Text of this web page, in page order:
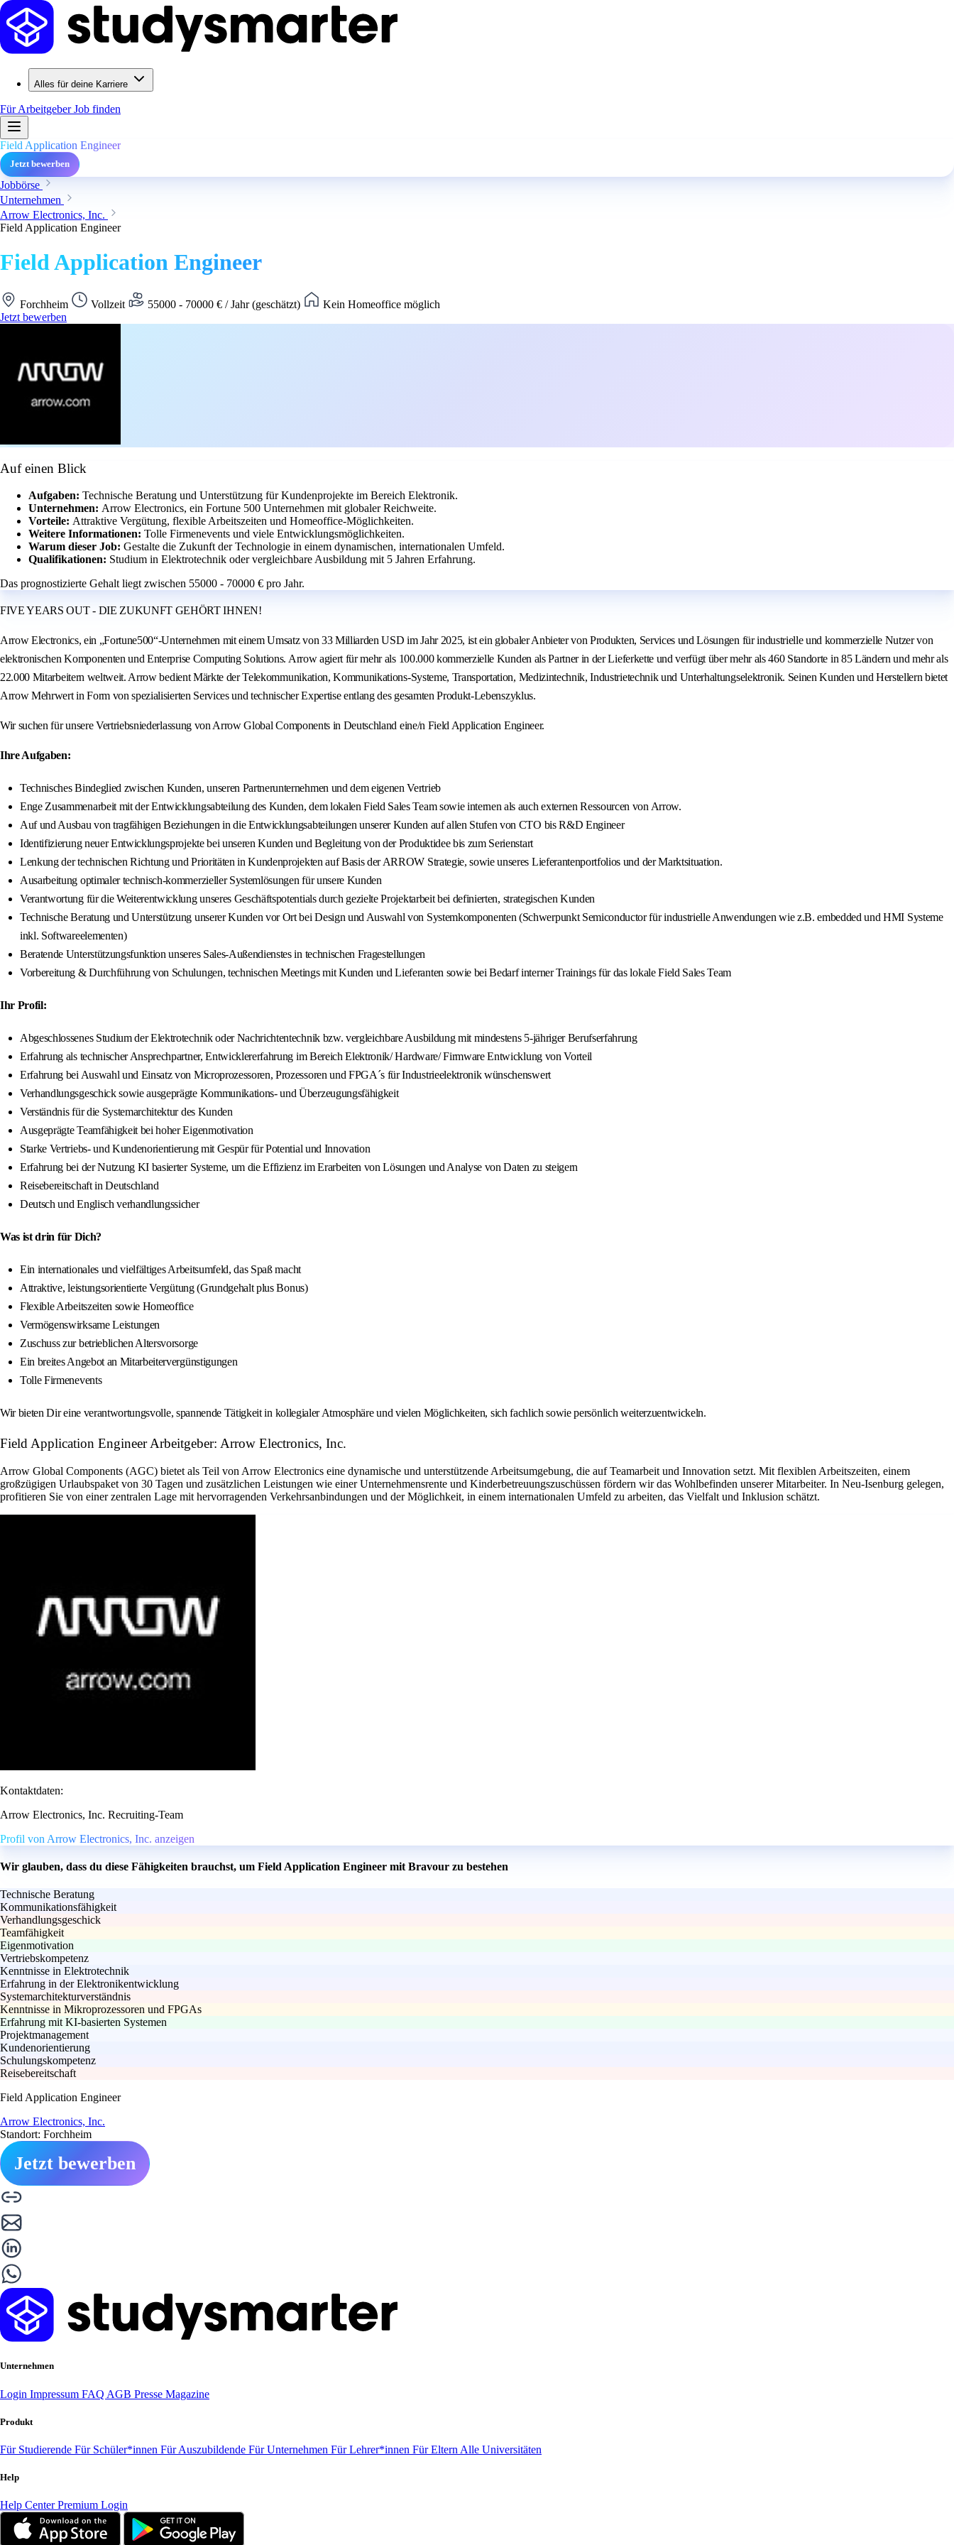
Alles für deine Karriere
Für ArbeitgeberJob finden
Field Application Engineer
Jetzt bewerben
Jobbörse
Unternehmen
Arrow Electronics, Inc.
Field Application Engineer
Field Application Engineer
Forchheim Vollzeit 55000 - 70000 € / Jahr (geschätzt)
Kein Homeoffice möglich
Jetzt bewerben
Auf einen Blick
Aufgaben: Technische Beratung und Unterstützung für Kundenprojekte im Bereich Elektronik.
Unternehmen: Arrow Electronics, ein Fortune 500 Unternehmen mit globaler Reichweite.
Vorteile: Attraktive Vergütung, flexible Arbeitszeiten und Homeoffice-Möglichkeiten.
Weitere Informationen: Tolle Firmenevents und viele Entwicklungsmöglichkeiten.
Warum dieser Job: Gestalte die Zukunft der Technologie in einem dynamischen, internationalen Umfeld.
Qualifikationen: Studium in Elektrotechnik oder vergleichbare Ausbildung mit 5 Jahren Erfahrung.
Das prognostizierte Gehalt liegt zwischen 55000 - 70000 € pro Jahr.
FIVE YEARS OUT - DIE ZUKUNFT GEHÖRT IHNEN!
Arrow Electronics, ein „Fortune500“-Unternehmen mit einem Umsatz von 33 Milliarden USD im Jahr 2025, ist ein globaler Anbieter von Produkten, Services und Lösungen für industrielle und kommerzielle Nutzer von
elektronischen Komponenten und Enterprise Computing Solutions. Arrow agiert für mehr als 100.000 kommerzielle Kunden als Partner in der Lieferkette und verfügt über mehr als 460 Standorte in 85 Ländern und mehr als
22.000 Mitarbeitern weltweit. Arrow bedient Märkte der Telekommunikation, Kommunikations-Systeme, Transportation, Medizintechnik, Industrietechnik und Unterhaltungselektronik. Seinen Kunden und Herstellern bietet
Arrow Mehrwert in Form von spezialisierten Services und technischer Expertise entlang des gesamten Produkt-Lebenszyklus.
Wir suchen für unsere Vertriebsniederlassung von Arrow Global Components in Deutschland eine/n Field Application Engineer.
Ihre Aufgaben:
Technisches Bindeglied zwischen Kunden, unseren Partnerunternehmen und dem eigenen Vertrieb
Enge Zusammenarbeit mit der Entwicklungsabteilung des Kunden, dem lokalen Field Sales Team sowie internen als auch externen Ressourcen von Arrow.
Auf und Ausbau von tragfähigen Beziehungen in die Entwicklungsabteilungen unserer Kunden auf allen Stufen von CTO bis R&D Engineer
Identifizierung neuer Entwicklungsprojekte bei unseren Kunden und Begleitung von der Produktidee bis zum Serienstart
Lenkung der technischen Richtung und Prioritäten in Kundenprojekten auf Basis der ARROW Strategie, sowie unseres Lieferantenportfolios und der Marktsituation.
Ausarbeitung optimaler technisch-kommerzieller Systemlösungen für unsere Kunden
Verantwortung für die Weiterentwicklung unseres Geschäftspotentials durch gezielte Projektarbeit bei definierten, strategischen Kunden
Technische Beratung und Unterstützung unserer Kunden vor Ort bei Design und Auswahl von Systemkomponenten (Schwerpunkt Semiconductor für industrielle Anwendungen wie z.B. embedded und HMI Systeme
inkl. Softwareelementen)
Beratende Unterstützungsfunktion unseres Sales-Außendienstes in technischen Fragestellungen
Vorbereitung & Durchführung von Schulungen, technischen Meetings mit Kunden und Lieferanten sowie bei Bedarf interner Trainings für das lokale Field Sales Team
Ihr Profil:
Abgeschlossenes Studium der Elektrotechnik oder Nachrichtentechnik bzw. vergleichbare Ausbildung mit mindestens 5-jähriger Berufserfahrung
Erfahrung als technischer Ansprechpartner, Entwicklererfahrung im Bereich Elektronik/ Hardware/ Firmware Entwicklung von Vorteil
Erfahrung bei Auswahl und Einsatz von Microprozessoren, Prozessoren und FPGA´s für Industrieelektronik wünschenswert
Verhandlungsgeschick sowie ausgeprägte Kommunikations- und Überzeugungsfähigkeit
Verständnis für die Systemarchitektur des Kunden
Ausgeprägte Teamfähigkeit bei hoher Eigenmotivation
Starke Vertriebs- und Kundenorientierung mit Gespür für Potential und Innovation
Erfahrung bei der Nutzung KI basierter Systeme, um die Effizienz im Erarbeiten von Lösungen und Analyse von Daten zu steigern
Reisebereitschaft in Deutschland
Deutsch und Englisch verhandlungssicher
Was ist drin für Dich?
Ein internationales und vielfältiges Arbeitsumfeld, das Spaß macht
Attraktive, leistungsorientierte Vergütung (Grundgehalt plus Bonus)
Flexible Arbeitszeiten sowie Homeoffice
Vermögenswirksame Leistungen
Zuschuss zur betrieblichen Altersvorsorge
Ein breites Angebot an Mitarbeitervergünstigungen
Tolle Firmenevents
Wir bieten Dir eine verantwortungsvolle, spannende Tätigkeit in kollegialer Atmosphäre und vielen Möglichkeiten, sich fachlich sowie persönlich weiterzuentwickeln.
Field Application Engineer Arbeitgeber: Arrow Electronics, Inc.
Arrow Global Components (AGC) bietet als Teil von Arrow Electronics eine dynamische und unterstützende Arbeitsumgebung, die auf Teamarbeit und Innovation setzt. Mit flexiblen Arbeitszeiten, einem
großzügigen Urlaubspaket von 30 Tagen und zusätzlichen Leistungen wie einer Unternehmensrente und Kinderbetreuungszuschüssen fördern wir das Wohlbefinden unserer Mitarbeiter. In Neu-Isenburg gelegen,
profitieren Sie von einer zentralen Lage mit hervorragenden Verkehrsanbindungen und der Möglichkeit, in einem internationalen Umfeld zu arbeiten, das Vielfalt und Inklusion schätzt.
Kontaktdaten:
Arrow Electronics, Inc. Recruiting-Team
Profil von Arrow Electronics, Inc. anzeigen
Wir glauben, dass du diese Fähigkeiten brauchst, um Field Application Engineer mit Bravour zu bestehen
Technische Beratung
Kommunikationsfähigkeit
Verhandlungsgeschick
Teamfähigkeit
Eigenmotivation
Vertriebskompetenz
Kenntnisse in Elektrotechnik
Erfahrung in der Elektronikentwicklung
Systemarchitekturverständnis
Kenntnisse in Mikroprozessoren und FPGAs
Erfahrung mit KI-basierten Systemen
Projektmanagement
Kundenorientierung
Schulungskompetenz
Reisebereitschaft
Field Application Engineer
Arrow Electronics, Inc.
Standort: Forchheim
Jetzt bewerben
Unternehmen
Login Impressum FAQ AGB Presse Magazine
Produkt
Für Studierende Für Schüler*innen Für Auszubildende Für Unternehmen Für Lehrer*innen Für Eltern Alle Universitäten
Help
Help CenterPremium Login